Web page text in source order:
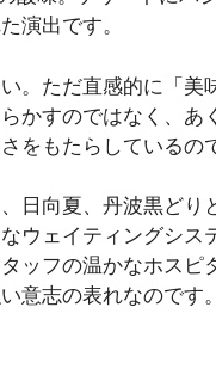
演出です。
。ただ直感的に「
かすのではなく、
をもたらしているの
日向夏、丹波黒ど
ウェイティングシ
ッフの温かなホス
意志の表れなので